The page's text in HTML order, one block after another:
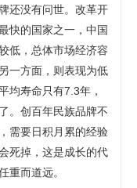
还没有问世。改革开
快的国家之一，中国
低，总体市场经济容
一方面，则表现为低
均寿命只有7.3年，
。创百年民族品牌不
需要日积月累的经验
死掉，这是成长的代
重而道远。